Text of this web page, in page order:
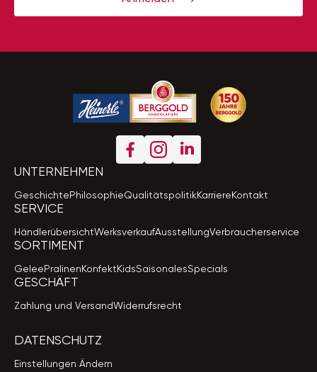
UNTERNEHMEN
GeschichtePhilosophieQualitätspolitikKarriereKontakt
SERVICE
HändlerübersichtWerksverkaufAusstellungVerbraucherservice
SORTIMENT
GeleePralinenKonfektKidsSaisonalesSpecials
GESCHÄFT
Zahlung und VersandWiderrufsrecht
DATENSCHUTZ
Einstellungen Ändern